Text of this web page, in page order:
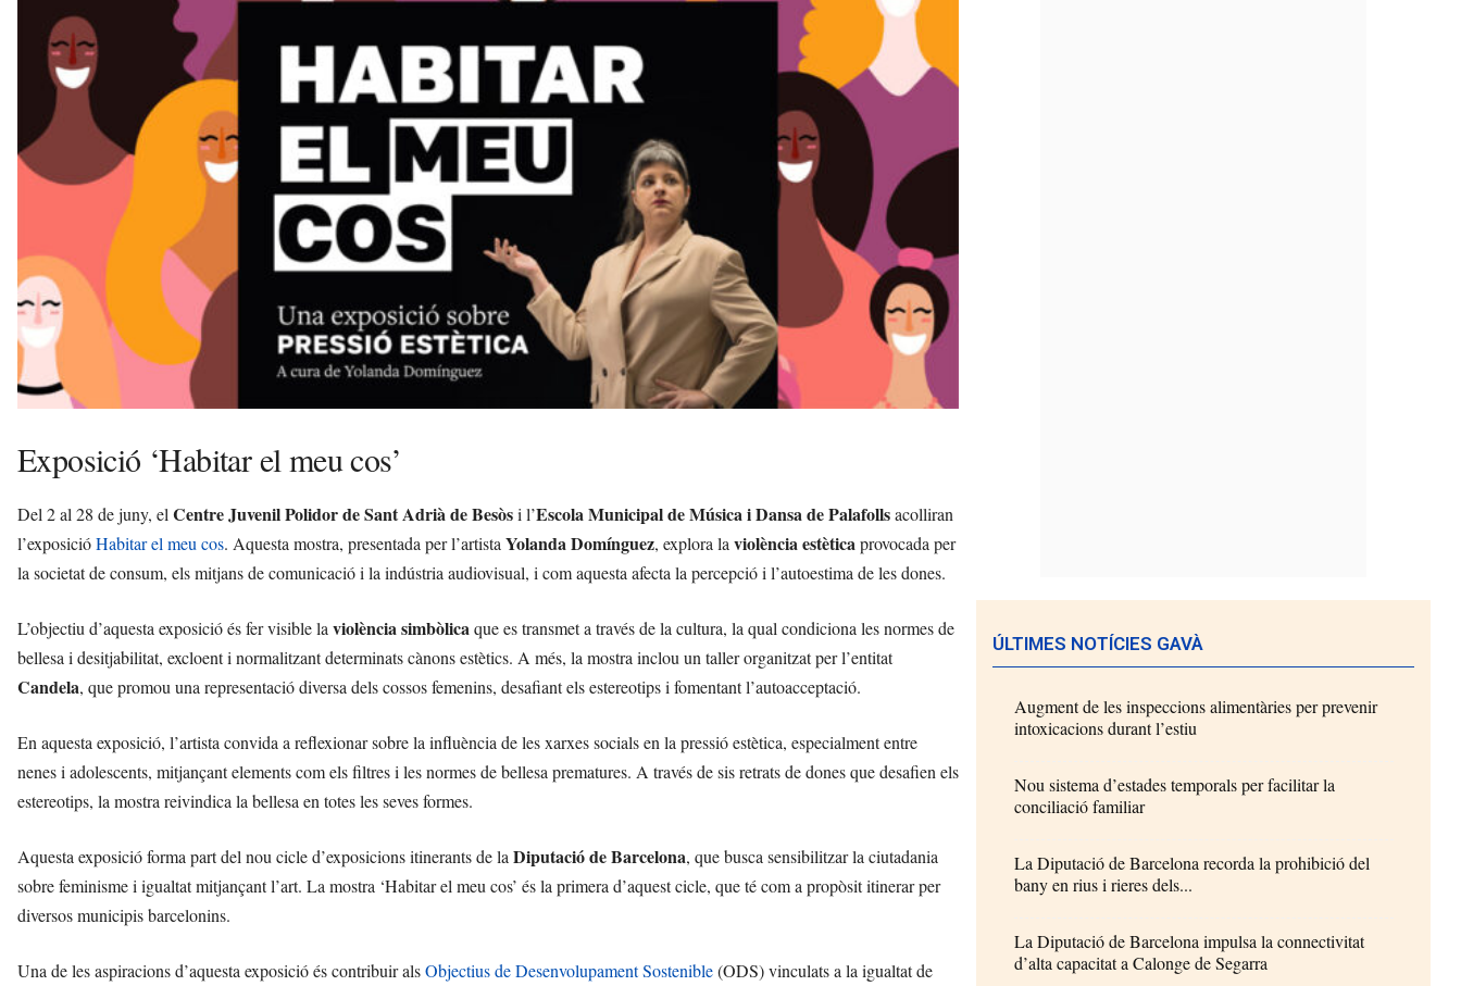
Exposició ‘Habitar el meu cos’
Del 2 al 28 de juny, elCentre Juvenil Polidor de Sant Adrià de Besòsi l’Escola Municipal de Música i Dansa de Palafollsacolliran
l’exposicióHabitar el meu cos. Aquesta mostra, presentada per l’artistaYolanda Domínguez, explora laviolència estèticaprovocada per
la societat de consum, els mitjans de comunicació i la indústria audiovisual, i com aquesta afecta la percepció i l’autoestima de les dones.
L’objectiu d’aquesta exposició és fer visible laviolència simbòlicaque es transmet a través de la cultura, la qual condiciona les normes de
bellesa i desitjabilitat, excloent i normalitzant determinats cànons estètics. A més, la mostra inclou un taller organitzat per l’entitat
Candela, que promou una representació diversa dels cossos femenins, desafiant els estereotips i fomentant l’autoacceptació.
En aquesta exposició, l’artista convida a reflexionar sobre la influència de les xarxes socials en la pressió estètica, especialment entre
nenes i adolescents, mitjançant elements com els filtres i les normes de bellesa prematures. A través de sis retrats de dones que desafien els
estereotips, la mostra reivindica la bellesa en totes les seves formes.
Aquesta exposició forma part del nou cicle d’exposicions itinerants de laDiputació de Barcelona, que busca sensibilitzar la ciutadania
sobre feminisme i igualtat mitjançant l’art. La mostra ‘Habitar el meu cos’ és la primera d’aquest cicle, que té com a propòsit itinerar per
diversos municipis barcelonins.
Una de les aspiracions d’aquesta exposició és contribuir alsObjectius de Desenvolupament Sostenible(ODS) vinculats a la igualtat de
ÚLTIMES NOTÍCIES GAVÀ
Augment de les inspeccions alimentàries per prevenir
intoxicacions durant l’estiu
Nou sistema d’estades temporals per facilitar la
conciliació familiar
La Diputació de Barcelona recorda la prohibició del
bany en rius i rieres dels...
La Diputació de Barcelona impulsa la connectivitat
d’alta capacitat a Calonge de Segarra